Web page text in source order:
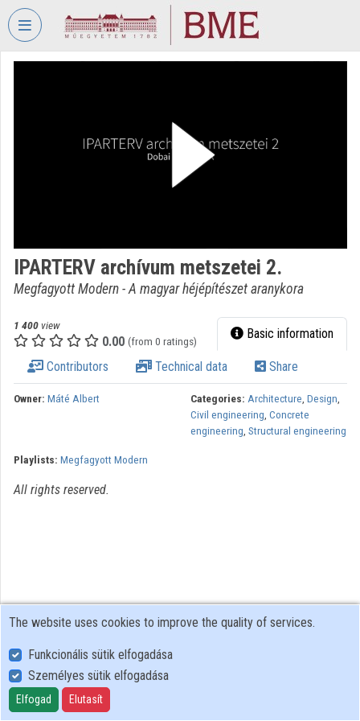
Skip header Skip menu
Log In
Categories
Organization playlists
IPARTERV archívum metszetei 2.
Megfagyott Modern - A magyar héjépítészet aranykora
1 400 view
0.00 (from 0 ratings) Basic information
Contributors Technical data Share
Owner: Máté Albert Categories: Architecture, Design,
Civil engineering, Concrete
engineering, Structural engineering
Playlists: Megfagyott Modern
All rights reserved.
User Policy
Adatkezelési tájékoztató (en)
Cookie Policy
The website uses cookies to improve the quality of services.
Funkcionális sütik elfogadása
Személyes sütik elfogadása
Elfogad Elutasít